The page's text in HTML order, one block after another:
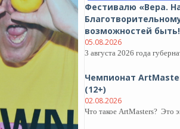
Фестивалю «Вера.
возможностей быть!
05.08.2026
3 августа 2026 года
Чемпионат
(12+)
02.08.2026
Что такое ArtMasters? Это